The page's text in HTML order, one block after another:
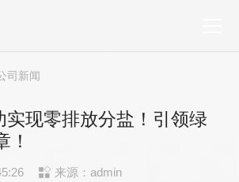
司新闻
实现零排放分盐！引领绿
！
 来源：admin